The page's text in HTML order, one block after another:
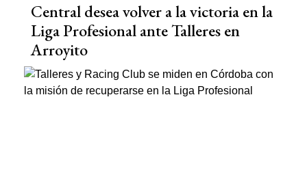
Central desea volver a la victoria en la
Liga Profesional ante Talleres en
Arroyito